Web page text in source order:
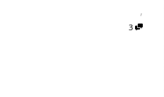
,
3